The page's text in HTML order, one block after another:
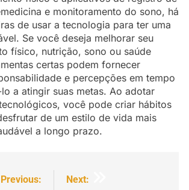
e monitoramento do sono, há
de usar a tecnologia para ter uma
Se você deseja melhorar seu
físico, nutrição, sono ou saúde
certas podem fornecer
e percepções em tempo
a atingir suas metas. Ao adotar
você pode criar hábitos
de um estilo de vida mais
a longo prazo.
Previous:
Next: